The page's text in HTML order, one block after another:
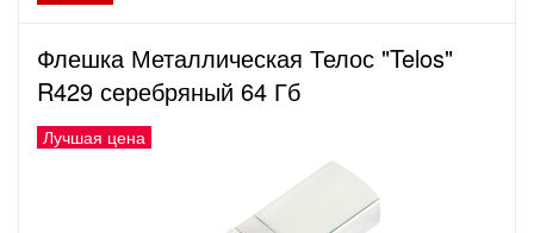
Флешка Металлическая Телос "Telos"
R429 серебряный 64 Гб
Лучшая цена